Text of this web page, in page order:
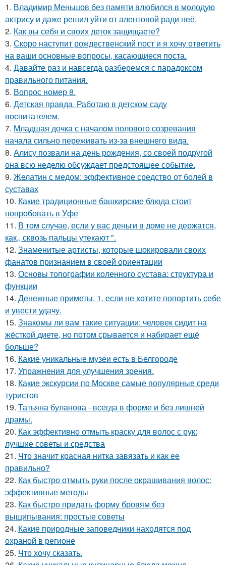
1. Владимир Меньшов без памяти влюбился в молодую
актрису и даже решил уйти от алентовой ради неё.
2. Как вы себя и своих деток защищаете?
3. Скоро наступит рождественский пост и я хочу ответить
на ваши основные вопросы, касающиеся поста.
4. Давайте раз и навсегда разберемся с парадоксом
правильного питания.
5. Вопрос номер 8.
6. Детская правда. Работаю в детском саду
воспитателем.
7. Младшая дочка с началом полового созревания
начала сильно переживать из-за внешнего вида.
8. Алису позвали на день рождения, со своей подругой
она всю неделю обсуждает предстоящее событие.
9. Желатин с медом: эффективное средство от болей в
суставах
10. Какие традиционные башкирские блюда стоит
попробовать в Уфе
11. В том случае, если у вас деньги в доме не держатся,
как,, сквозь пальцы утекают ".
12. Знаменитые артисты, которые шокировали своих
фанатов признанием в своей ориентации
13. Основы топографии коленного сустава: структура и
функции
14. Денежные приметы. 1. если не хотите попортить себе
и увести удачу.
15. Знакомы ли вам такие ситуации: человек сидит на
жёсткой диете, но потом срывается и набирает ещё
больше?
16. Какие уникальные музеи есть в Белгороде
17. Упражнения для улучшения зрения.
18. Какие экскурсии по Москве самые популярные среди
туристов
19. Татьяна буланова - всегда в форме и без лишней
драмы.
20. Как эффективно отмыть краску для волос с рук:
лучшие советы и средства
21. Что значит красная нитка завязать и как ее
правильно?
22. Как быстро отмыть руки после окрашивания волос:
эффективные методы
23. Как быстро придать форму бровям без
выщипывания: простые советы
24. Какие природные заповедники находятся под
охраной в регионе
25. Что хочу сказать.